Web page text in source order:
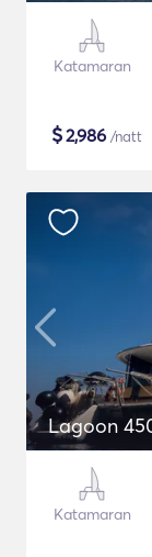
Katamaran
$2,986 /natt
Lagoon
Katamaran